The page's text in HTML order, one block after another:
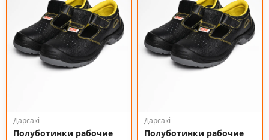
Дарсакi
Полуботинки рабочие
Дарсакi
Полуботинки рабочие